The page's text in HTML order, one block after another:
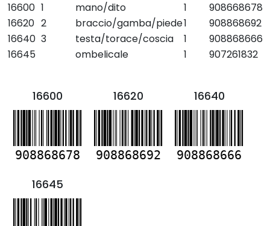
16600 1 mano/dito 1
908668678
16620 2 braccio/gamba/piede1
908868692
16640 3 testa/torace/coscia 1
908868666
16645
ombelicale 1 907261832
16600
908868678
16620
908868692
16640
908868666
16645